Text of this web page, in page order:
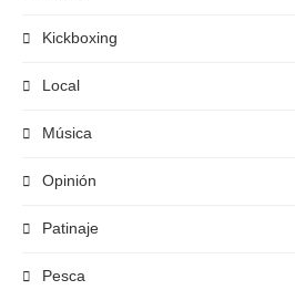
Kickboxing
Local
Música
Opinión
Patinaje
Pesca